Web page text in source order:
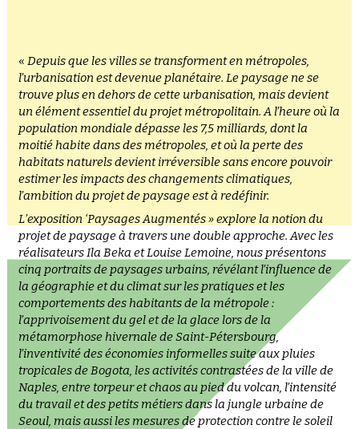
«Depuis que les villes se transforment en métropoles,
l’urbanisation est devenue planétaire. Le paysage ne se
trouve plus en dehors de cette urbanisation, mais devient
un élément essentiel du projet métropolitain. A l’heure où la
population mondiale dépasse les 7,5 milliards, dont la
moitié habite dans des métropoles, et où la perte des
habitats naturels devient irréversible sans encore pouvoir
estimer les impacts des changements climatiques,
l’ambition du projet de paysage est à redéfinir.
L’exposition ‘Paysages Augmentés » explore la notion du
projet de paysage à travers une double approche. Avec les
réalisateurs Ila Beka et Louise Lemoine, nous présentons
cinq portraits de paysages urbains, révélant l’influence de
la géographie et du climat sur les pratiques et les
comportements des habitants de la métropole :
l’apprivoisement du gel et de la glace lors de la
métamorphose hivernale de Saint-Pétersbourg,
l’inventivité des économies informelles suite aux pluies
tropicales de Bogota, les activités contrastées de la ville de
Naples, entre torpeur et chaos au pied du volcan, l’intensité
du travail et des petits métiers dans la jungle urbaine de
Seoul, mais aussi les mesures de protection contre le soleil